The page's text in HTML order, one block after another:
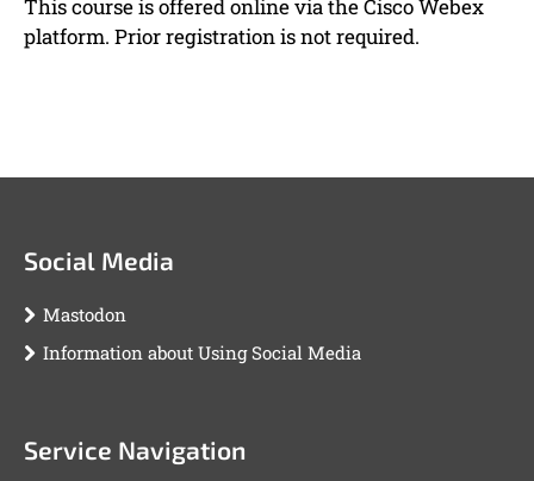
This course is offered online via the Cisco Webex
platform. Prior registration is not required.
Social Media
Mastodon
Information about Using Social Media
Service Navigation